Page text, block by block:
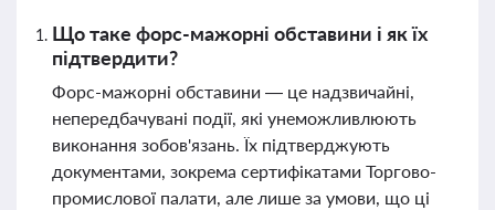
Що таке форс-мажорні обставини і як їх
підтвердити?
Форс-мажорні обставини — це надзвичайні,
непередбачувані події, які унеможливлюють
виконання зобов'язань. Їх підтверджують
документами, зокрема сертифікатами Торгово-
промислової палати, але лише за умови, що ці